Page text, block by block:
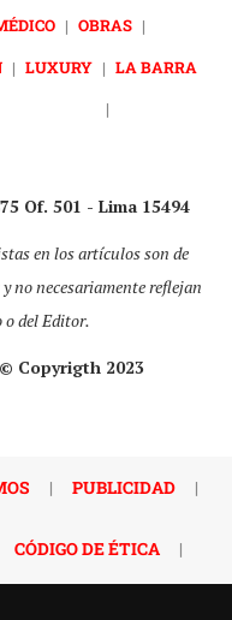
| OBRAS |
| LUXURY | LA BARRA
|
Of. 501 - Lima 15494
en los artículos son de
no necesariamente reflejan
o del Editor.
Copyrigth 2023
| PUBLICIDAD |
CÓDIGO DE ÉTICA |